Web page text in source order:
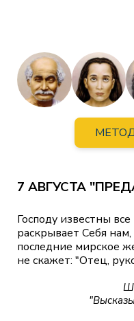
7 АВГУСТА
Господу известны
раскрывает Себя
последние мирское
не скажет: "Отец,